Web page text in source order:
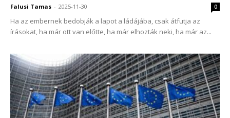
Falusi Tamas - 2025-11-30 0
Ha az embernek bedobják a lapot a ládájába, csak átfutja az
írásokat, ha már ott van előtte, ha már elhozták neki, ha már az...